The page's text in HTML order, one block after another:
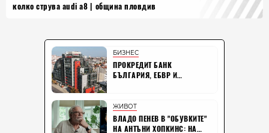
колко струва audi a8
община пловдив